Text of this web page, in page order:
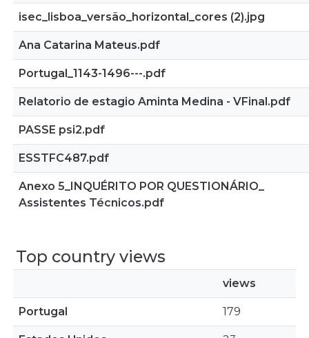
isec_lisboa_versão_horizontal_cores (2).jpg
Ana Catarina Mateus.pdf
Portugal_1143-1496---.pdf
Relatorio de estagio Aminta Medina - VFinal.pdf
PASSE psi2.pdf
ESSTFC487.pdf
Anexo 5_INQUÉRITO POR QUESTIONÁRIO_
Assistentes Técnicos.pdf
Top country views
views
Portugal 179